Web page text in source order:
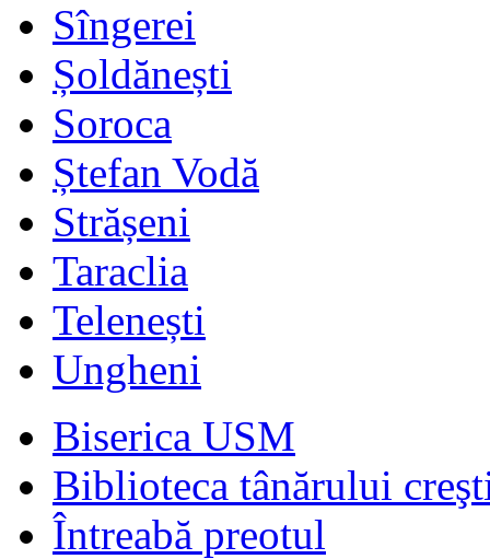
Sîngerei
Șoldănești
Soroca
Ștefan Vodă
Strășeni
Taraclia
Telenești
Ungheni
Biserica USM
Biblioteca tânărului
Întreabă preotul